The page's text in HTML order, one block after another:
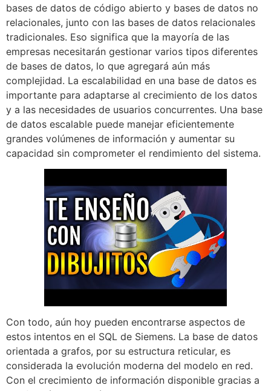
bases de datos de código abierto y bases de datos no
relacionales, junto con las bases de datos relacionales
tradicionales. Eso significa que la mayoría de las
empresas necesitarán gestionar varios tipos diferentes
de bases de datos, lo que agregará aún más
complejidad. La escalabilidad en una base de datos es
importante para adaptarse al crecimiento de los datos
y a las necesidades de usuarios concurrentes. Una base
de datos escalable puede manejar eficientemente
grandes volúmenes de información y aumentar su
capacidad sin comprometer el rendimiento del sistema.
Con todo, aún hoy pueden encontrarse aspectos de
estos intentos en el SQL de Siemens. La base de datos
orientada a grafos, por su estructura reticular, es
considerada la evolución moderna del modelo en red.
Con el crecimiento de información disponible gracias a